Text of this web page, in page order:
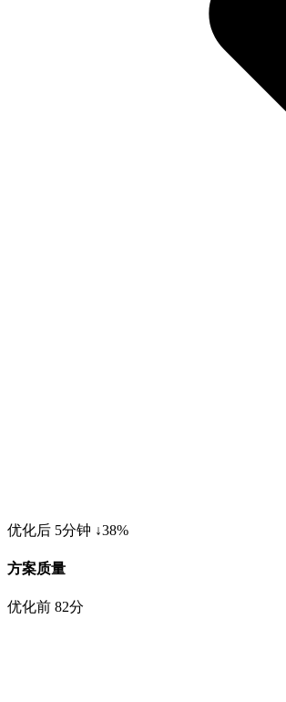
优化后 5分钟 ↓38%
方案质量
优化前 82分